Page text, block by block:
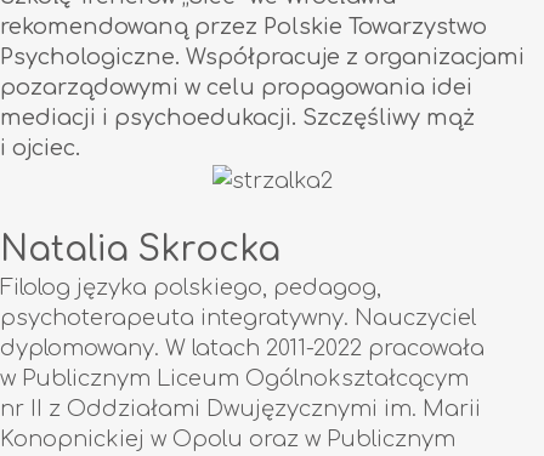
rekomendowaną przez Polskie Towarzystwo
Psychologiczne. Współpracuje z organizacjami
pozarządowymi w celu propagowania idei
mediacji i psychoedukacji. Szczęśliwy mąż
i ojciec.
Natalia Skrocka
Filolog języka polskiego, pedagog,
psychoterapeuta integratywny. Nauczyciel
dyplomowany. W latach 2011-2022 pracowała
w Publicznym Liceum Ogólnokształcącym
nr II z Oddziałami Dwujęzycznymi im. Marii
Konopnickiej w Opolu oraz w Publicznym